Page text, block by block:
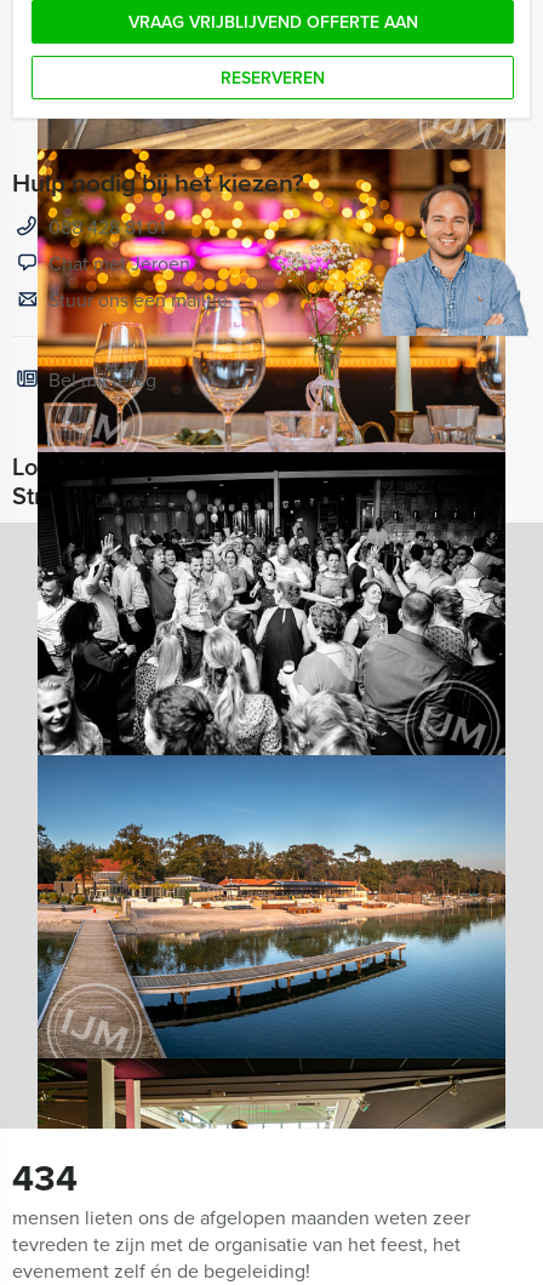
VRAAG VRIJBLIJVEND OFFERTE AAN
RESERVEREN
Hulp nodig bij het kiezen?
088 428 81 01
Chat met Jeroen
Stuur ons een mailtje
Bel mij terug
Locaties in de buurt van IJzeren Man
Strandpaviljoen (Vught)
434
mensen lieten ons de afgelopen maanden weten zeer
tevreden te zijn met de organisatie van het feest, het
evenement zelf én de begeleiding!